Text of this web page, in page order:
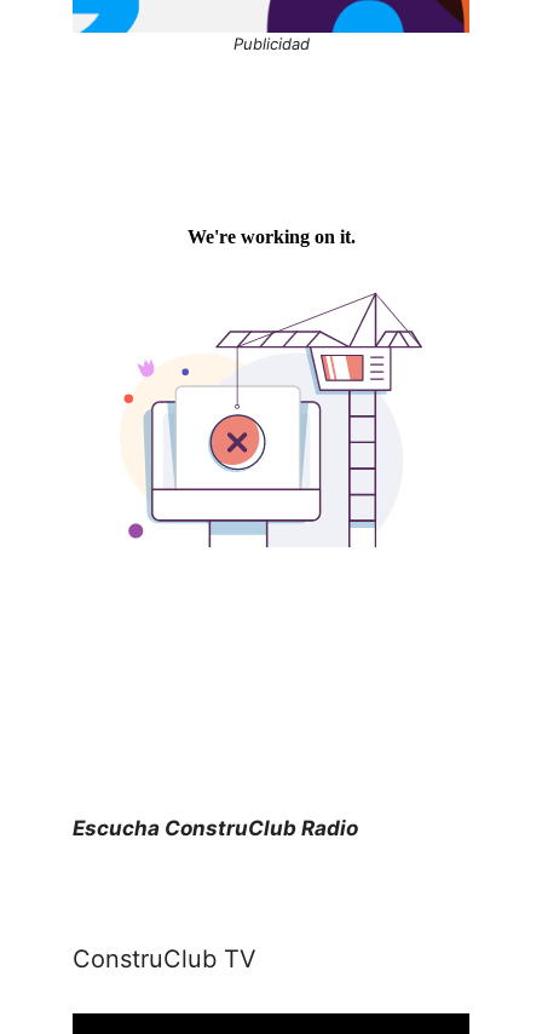
Publicidad
Escucha ConstruClub Radio
ConstruClub TV